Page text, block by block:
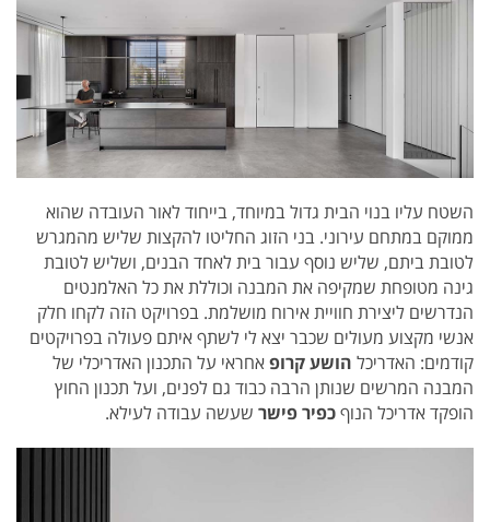
השטח עליו בנוי הבית גדול במיוחד, בייחוד לאור העובדה שהוא
ממוקם במתחם עירוני. בני הזוג החליטו להקצות שליש מהמגרש
לטובת ביתם, שליש נוסף עבור בית לאחד הבנים, ושליש לטובת
גינה מטופחת שמקיפה את המבנה וכוללת את כל האלמנטים
הנדרשים ליצירת חוויית אירוח מושלמת. בפרויקט הזה לקחו חלק
אנשי מקצוע מעולים שכבר יצא לי לשתף איתם פעולה בפרויקטים
קודמים: האדריכל הושע קרופאחראי על התכנון האדריכלי של
המבנה המרשים שנותן הרבה כבוד גם לפנים, ועל תכנון החוץ
הופקד אדריכל הנוףכפיר פישר שעשה עבודה לעילא.